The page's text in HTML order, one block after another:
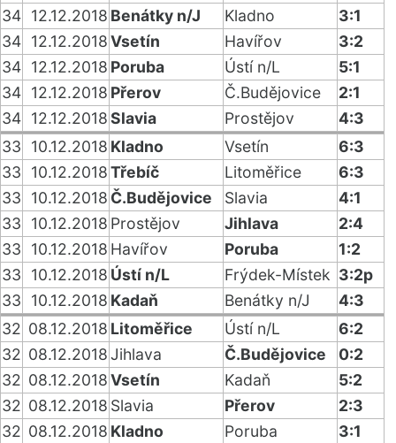
34 12.12.2018 Benátky n/J Kladno
3:1
34 12.12.2018Vsetín Havířov
3:2
34 12.12.2018 Poruba Ústí n/L
5:1
34 12.12.2018 Přerov Č.Budějovice
2:1
34 12.12.2018Slavia Prostějov
4:3
33
10.12.2018 Kladno Vsetín
6:3
33
10.12.2018Třebíč Litoměřice
6:3
33
10.12.2018 Č.Budějovice Slavia
4:1
33
10.12.2018 Prostějov Jihlava
2:4
33
10.12.2018 Havířov Poruba
1:2
33
10.12.2018 Ústí n/L Frýdek-Místek 3:2p
33
10.12.2018 Kadaň Benátky n/J
4:3
32 08.12.2018 Litoměřice Ústí n/L
6:2
32 08.12.2018Jihlava Č.Budějovice
0:2
32 08.12.2018Vsetín Kadaň
5:2
32 08.12.2018 Slavia Přerov
2:3
32 08.12.2018 Kladno Poruba
3:1